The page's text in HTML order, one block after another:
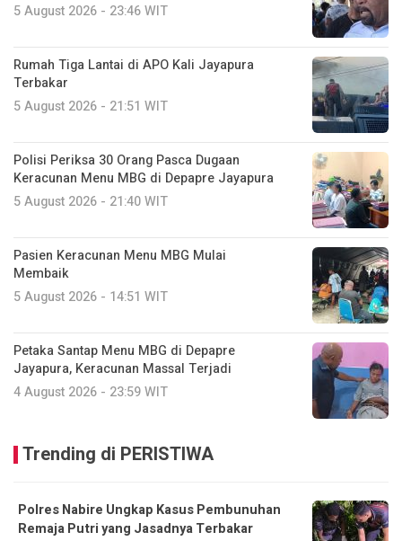
5 August 2026 - 23:46 WIT
Rumah Tiga Lantai di APO Kali Jayapura
Terbakar
5 August 2026 - 21:51 WIT
Polisi Periksa 30 Orang Pasca Dugaan
Keracunan Menu MBG di Depapre Jayapura
5 August 2026 - 21:40 WIT
Pasien Keracunan Menu MBG Mulai
Membaik
5 August 2026 - 14:51 WIT
Petaka Santap Menu MBG di Depapre
Jayapura, Keracunan Massal Terjadi
4 August 2026 - 23:59 WIT
Trending di PERISTIWA
Polres Nabire Ungkap Kasus Pembunuhan
Remaja Putri yang Jasadnya Terbakar